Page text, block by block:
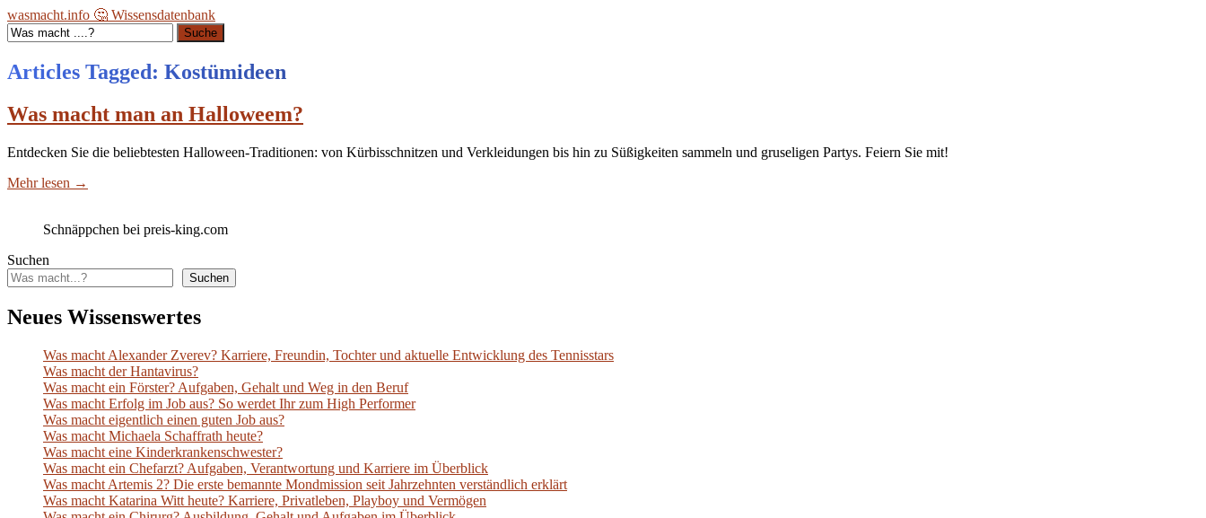
wasmacht.info 🤔 Wissensdatenbank
Suche
Articles Tagged: Kostümideen
Was macht man an Halloweem?
Entdecken Sie die beliebtesten Halloween-Traditionen: von Kürbisschnitzen und Verkleidungen bis hin zu Süßigkeiten sammeln und gruseligen Partys. Feiern Sie mit!
Mehr lesen →
Schnäppchen bei preis-king.com
Suchen
Suchen
Neues Wissenswertes
Was macht Alexander Zverev? Karriere, Freundin, Tochter und aktuelle Entwicklung des Tennisstars
Was macht der Hantavirus?
Was macht ein Förster? Aufgaben, Gehalt und Weg in den Beruf
Was macht Erfolg im Job aus? So werdet Ihr zum High Performer
Was macht eigentlich einen guten Job aus?
Was macht Michaela Schaffrath heute?
Was macht eine Kinderkrankenschwester?
Was macht ein Chefarzt? Aufgaben, Verantwortung und Karriere im Überblick
Was macht Artemis 2? Die erste bemannte Mondmission seit Jahrzehnten verständlich erklärt
Was macht Katarina Witt heute? Karriere, Privatleben, Playboy und Vermögen